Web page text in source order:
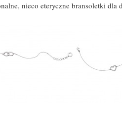
nieco eteryczne bransoletki